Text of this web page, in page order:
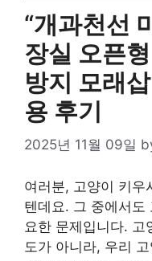
“개과천선
장실 오픈
방지 모래
용 후기
2025년 11월 09일
여러분, 고양이 키우
텐데요. 그 중에서도
요한 문제입니다. 고
도가 아니라, 우리